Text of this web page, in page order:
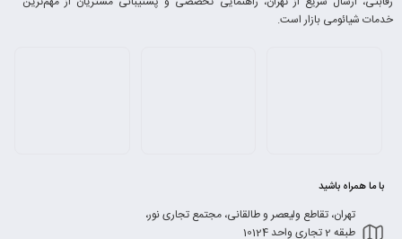
خدمات شیائومی بازار است.
با ما همراه باشید
تهران، تقاطع ولیعصر و طالقانی، مجتمع تجاری نور،
طبقه 2 تجاری واحد 10124